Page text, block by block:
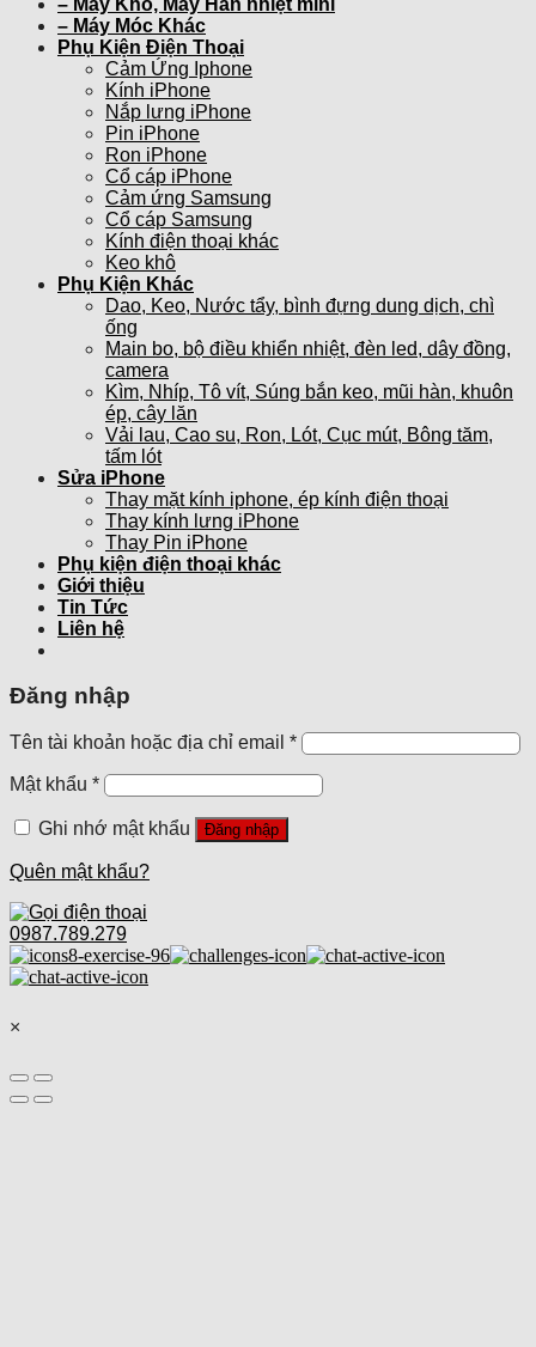
– Máy Móc Khác
Phụ Kiện Điện Thoại
Cảm Ứng Iphone
Kính iPhone
Nắp lưng iPhone
Pin iPhone
Ron iPhone
Cổ cáp iPhone
Cảm ứng Samsung
Cổ cáp Samsung
Kính điện thoại khác
Keo khô
Phụ Kiện Khác
Dao, Keo, Nước tẩy, bình đựng dung dịch, chì
ống
Main bo, bộ điều khiển nhiệt, đèn led, dây đồng,
camera
Kìm, Nhíp, Tô vít, Súng bắn keo, mũi hàn, khuôn
ép, cây lăn
Vải lau, Cao su, Ron, Lót, Cục mút, Bông tăm,
tấm lót
Sửa iPhone
Thay mặt kính iphone, ép kính điện thoại
Thay kính lưng iPhone
Thay Pin iPhone
Phụ kiện điện thoại khác
Giới thiệu
Tin Tức
Liên hệ
Đăng nhập
Tên tài khoản hoặc địa chỉ email *
Mật khẩu *
Ghi nhớ mật khẩu Đăng nhập
Quên mật khẩu?
0987.789.279
×